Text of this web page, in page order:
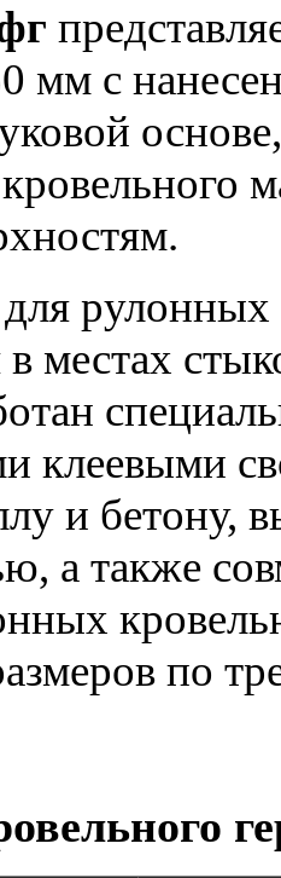
мм с
для рулонных
в местах
и бетону,
а также
по